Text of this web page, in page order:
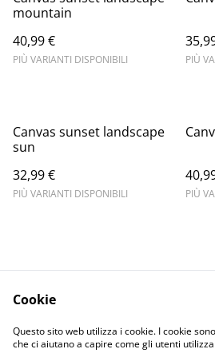
mountain
40,99 €
PIÙ VARIANTI DISPONIBILI PIÙ
Canvas sunset landscape
sun
32,99 €
PIÙ VARIANTI DISPONIBILI PIÙ
Informativa sulla
privacy
Cookie
Questo sito web utilizza i cookie. I cookie
che ci aiutano a capire come gli utenti